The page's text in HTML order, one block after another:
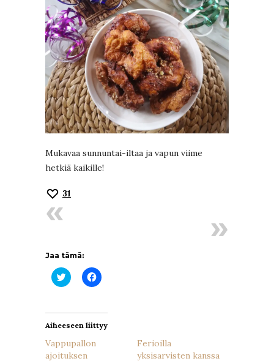
Mukavaa sunnuntai-iltaa ja vapun viime
hetkiä kaikille!
31
Jaa tämä:
Jaa
Twitterissä(Avautuu
Jaa
Facebookissa(Avautuu
Aiheeseen liittyy
Vappupallon
ajoituksen
Ferioilla
yksisarvisten kanssa